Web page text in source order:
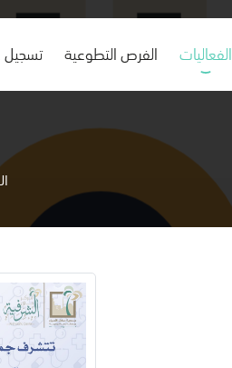
الفعاليات الفرص التطوعية